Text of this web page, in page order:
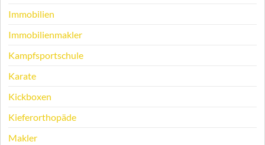
Immobilien
Immobilienmakler
Kampfsportschule
Karate
Kickboxen
Kieferorthopäde
Makler